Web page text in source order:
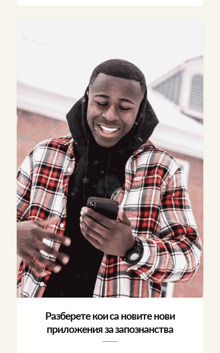
Разберете кои са новите нови
приложения за запознанства